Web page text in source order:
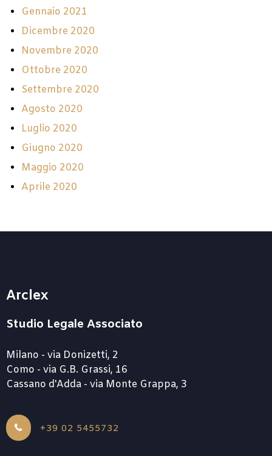
Gennaio 2021
Dicembre 2020
Novembre 2020
Ottobre 2020
Settembre 2020
Agosto 2020
Luglio 2020
Giugno 2020
Maggio 2020
Aprile 2020
Arclex
Studio Legale Associato
Milano - via Donizetti, 2
Como - via G.B. Grassi, 16
Cassano d'Adda - via Monte Grappa, 3
+39 02 5455732